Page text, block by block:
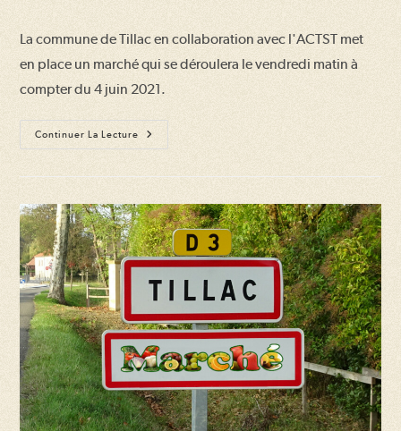
publication :
La commune de Tillac en collaboration avec l'ACTST met
en place un marché qui se déroulera le vendredi matin à
compter du 4 juin 2021.
Continuer La Lecture
Création
D’un